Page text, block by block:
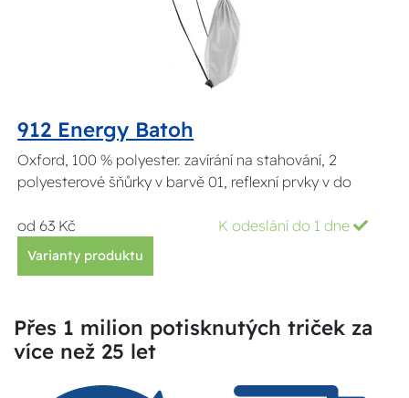
912 Energy Batoh
Oxford, 100 % polyester. zavírání na stahování, 2
polyesterové šňůrky v barvě 01, reflexní prvky v do
od 63 Kč K odeslání do 1 dne
Varianty produktu
Přes 1 milion potisknutých triček za
více než 25 let